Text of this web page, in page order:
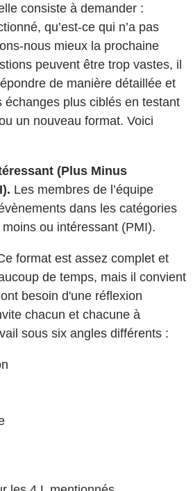
consiste à demander :
qu’est-ce qui n’a pas
nous mieux la prochaine
peuvent être trop vastes, il
de manière détaillée et
échanges plus ciblés en testant
un nouveau format. Voici
(Plus Minus
Les membres de l’équipe
dans les catégories
ou intéressant (PMI).
format est assez complet et
de temps, mais il convient
besoin d'une réflexion
chacun et chacune à
sous six angles différents :